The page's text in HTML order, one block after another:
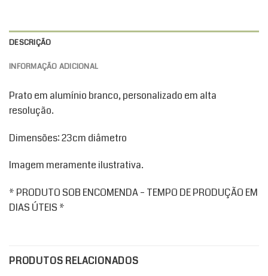
DESCRIÇÃO
INFORMAÇÃO ADICIONAL
Prato em alumínio branco, personalizado em alta
resolução.
Dimensões: 23cm diâmetro
Imagem meramente ilustrativa.
* PRODUTO SOB ENCOMENDA – TEMPO DE PRODUÇÃO EM
DIAS ÚTEIS *
PRODUTOS RELACIONADOS